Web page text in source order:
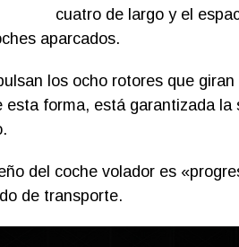
cuatro de largo y el
aparcados.
los ocho rotores que
esta forma, está garantizada la
del coche volador es
de transporte.